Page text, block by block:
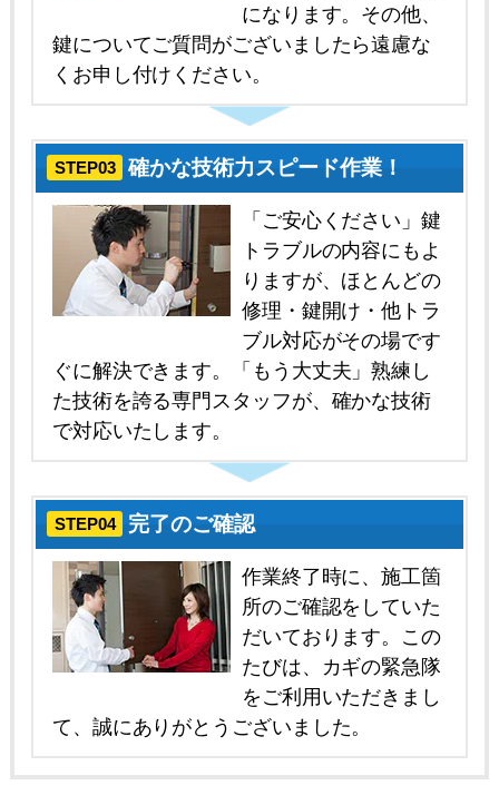
になります。その他、
鍵についてご質問がございましたら遠慮な
くお申し付けください。
STEP03 確かな技術力スピード作業！
「ご安心ください」鍵
トラブルの内容にもよ
りますが、ほとんどの
修理・鍵開け・他トラ
ブル対応がその場です
ぐに解決できます。「もう大丈夫」熟練し
た技術を誇る専門スタッフが、確かな技術
で対応いたします。
STEP04 完了のご確認
作業終了時に、施工箇
所のご確認をしていた
だいております。この
たびは、カギの緊急隊
をご利用いただきまし
て、誠にありがとうございました。